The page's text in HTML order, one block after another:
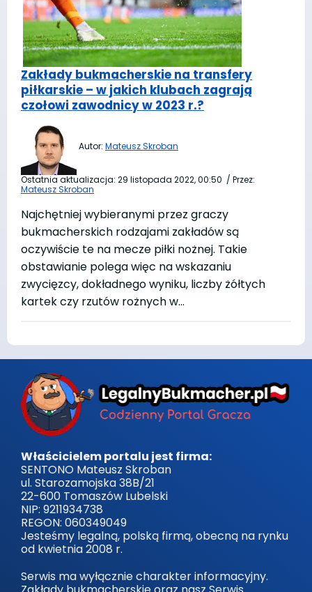
Zakłady bukmacherskie na transfery
piłkarskie – w jakich klubach zagrają
czołowi zawodnicy w 2023 r.?
Autor: Mateusz Skroban
Ostatnia aktualizacja: 29 listopada 2022, 00:50 / Przez:
Mateusz Skroban
Najchętniej wybieranymi przez graczy
bukmacherskich rodzajami zakładów są
oczywiście te na mecze piłki nożnej. Takie
obstawianie polega więc na wskazaniu
zwycięzcy, dokładnego wyniku, liczby żółtych
kartek czy rzutów rożnych w…
Właścicielem portalu jest firma:
SENTONO Mateusz Skroban
ul. Starozamojska 38B/21
22-600 Tomaszów Lubelski
NIP: 9211934738
REGON: 060349049
Jesteśmy legalną, polską firmą, obecną na rynku
od kwietnia 2008 r.
Serwis ma wyłącznie charakter informacyjny.